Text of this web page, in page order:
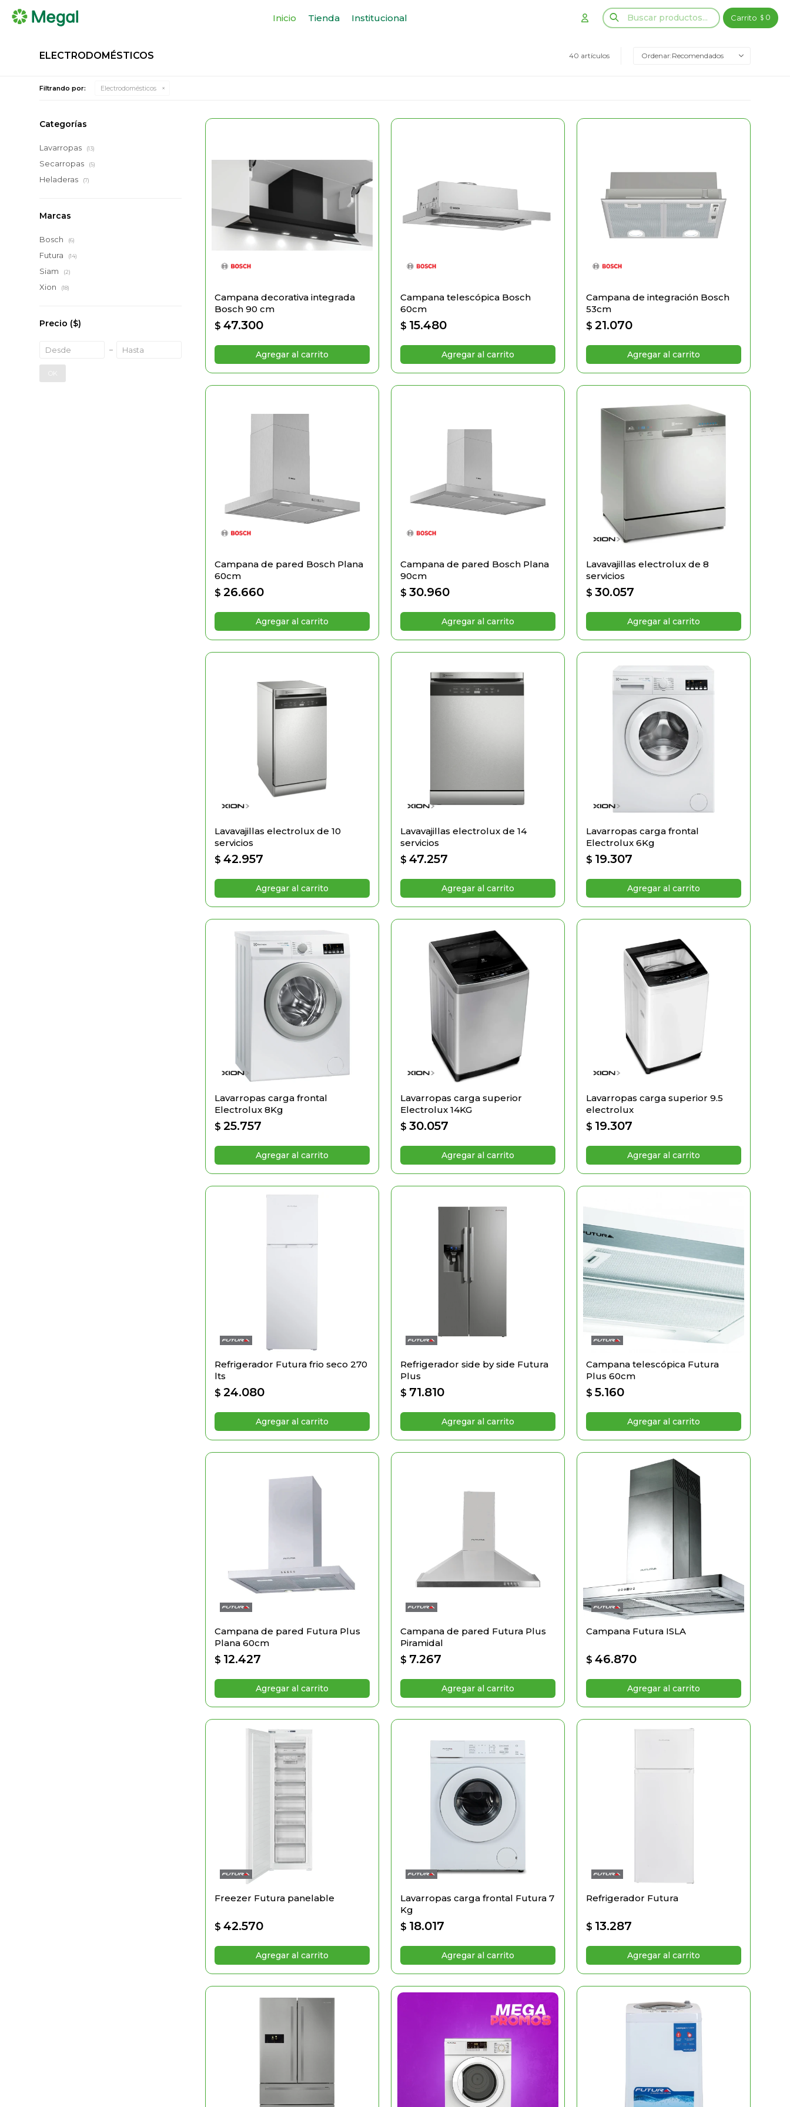
Inicio Tienda Institucional $ 0
ELECTRODOMÉSTICOS 40 artículos Recomendados
Filtrando por: Electrodomésticos
Campana decorativa integrada
Bosch 90 cm
$ 47.300
Campana telescópica Bosch
60cm
$ 15.480
Campana de integración Bosch
53cm
$ 21.070
Campana de pared Bosch Plana
60cm
$ 26.660
Campana de pared Bosch Plana
90cm
$ 30.960
Lavavajillas electrolux de 8
servicios
$ 30.057
Lavavajillas electrolux de 10
servicios
$ 42.957
Lavavajillas electrolux de 14
servicios
$ 47.257
Lavarropas carga frontal
Electrolux 6Kg
$ 19.307
Lavarropas carga frontal
Electrolux 8Kg
$ 25.757
Lavarropas carga superior
Electrolux 14KG
$ 30.057
Lavarropas carga superior 9.5
electrolux
$ 19.307
Refrigerador Futura frio seco 270
lts
$ 24.080
Refrigerador side by side Futura
Plus
$ 71.810
Campana telescópica Futura
Plus 60cm
$ 5.160
Campana de pared Futura Plus
Plana 60cm
$ 12.427
Campana de pared Futura Plus
Piramidal
$ 7.267
Campana Futura ISLA
$ 46.870
Freezer Futura panelable
$ 42.570
Lavarropas carga frontal Futura 7
Kg
$ 18.017
Refrigerador Futura
$ 13.287
Categorías
Lavarropas (13)
Secarropas (5)
Heladeras (7)
Marcas
Bosch (6)
Futura (14)
Siam (2)
Xion (18)
Precio ($)
OK